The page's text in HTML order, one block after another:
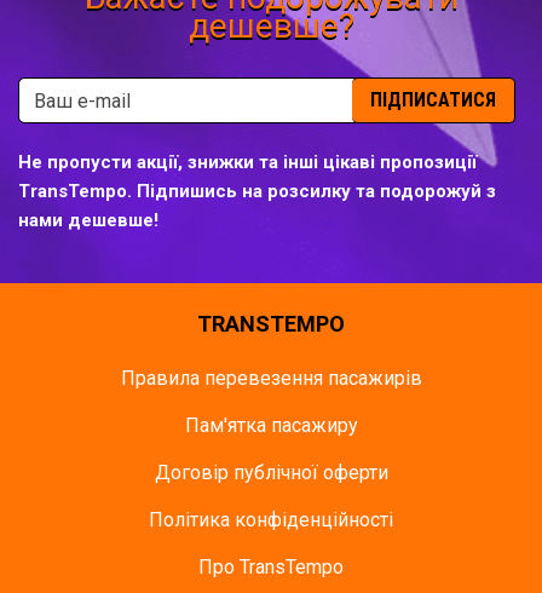
дешевше?
ПІДПИСАТИСЯ
Не пропусти акції, знижки та інші цікаві пропозиції
TransTempo. Підпишись на розсилку та подорожуй з
нами дешевше!
TRANSTEMPO
Правила перевезення пасажирів
Пам'ятка пасажиру
Договір публічної оферти
Політика конфіденційності
Про TransTempo